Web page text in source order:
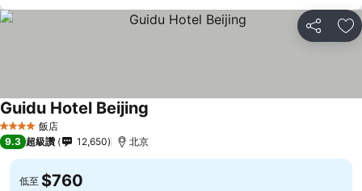
分享 加
4 星級 飯店
Guidu Hotel Beijing
9.3 超級讚 12,650 北京
低至 $760